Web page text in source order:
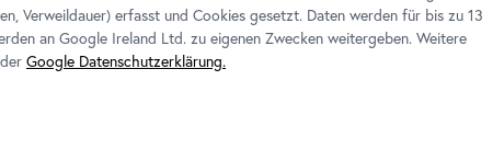
Verweildauer) erfasst und Cookies gesetzt. Daten werden für bis zu 13
an Google Ireland Ltd. zu eigenen Zwecken weitergeben. Weitere
Google Datenschutzerklärung.